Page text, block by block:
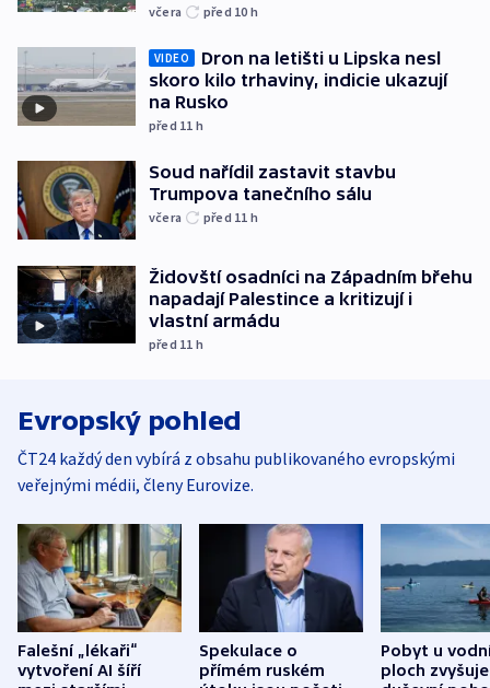
včera před 10 h
VIDEO
Dron na letišti u Lipska nesl
skoro kilo trhaviny, indicie ukazují
na Rusko
před 11 h
Soud nařídil zastavit stavbu
Trumpova tanečního sálu
včera před 11 h
Židovští osadníci na Západním břehu
napadají Palestince a kritizují i
vlastní armádu
před 11 h
Evropský pohled
ČT24 každý den vybírá z obsahu publikovaného evropskými
veřejnými médii, členy Eurovize.
Falešní „lékaři“
vytvoření AI šíří
Spekulace o
přímém ruském
Pobyt u
ploch zvyšuje